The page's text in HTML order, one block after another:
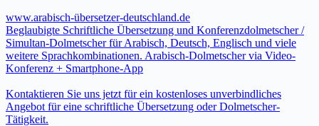
www.arabisch-übersetzer-deutschland.de
Beglaubigte Schriftliche Übersetzung und Konferenzdolmetscher /
Simultan-Dolmetscher für Arabisch, Deutsch, Englisch und viele
weitere Sprachkombinationen. Arabisch-Dolmetscher via Video-
Konferenz + Smartphone-App
Kontaktieren Sie uns jetzt für ein kostenloses unverbindliches
Angebot für eine schriftliche Übersetzung oder Dolmetscher-
Tätigkeit.